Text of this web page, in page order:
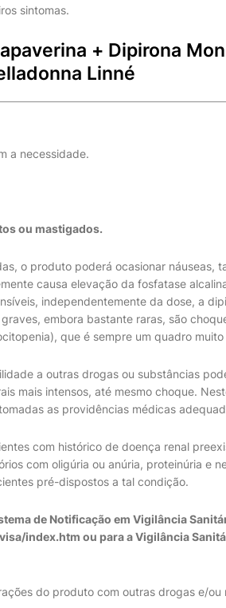
sintomas.
+ Dipirona
Linné
a necessidade.
ou mastigados.
o produto poderá ocasionar náuseas,
causa elevação da fosfatase
independentemente da dose, a
embora bastante raras, são
que é sempre um quadro
a outras drogas ou substâncias
mais intensos, até mesmo choque.
as providências médicas
com histórico de doença renal
com oligúria ou anúria, proteinúria e
pré-dispostos a tal condição.
de Notificação em Vigilância
index.htm ou para a Vigilância
do produto com outras drogas e/ou